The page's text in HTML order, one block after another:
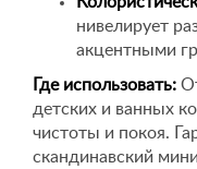
нивелирует
акцентными
Где использовать:
детских и ванных
чистоты и покоя.
скандинавский